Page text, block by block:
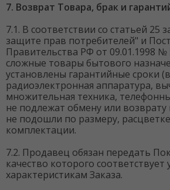
7. Возврат Товара, брак и
7.1. В соответствии со статьей 25
защите прав потребителей" и
Правительства РФ от 09.01.1998 №
сложные товары бытового
установлены гарантийные сроки
радиоэлектронная аппаратура,
множительная техника,
не подлежат обмену или возврату
не подошли по размеру,
комплектации.
7.2. Продавец обязан передать
качество которого соответствует
характеристикам Заказа.